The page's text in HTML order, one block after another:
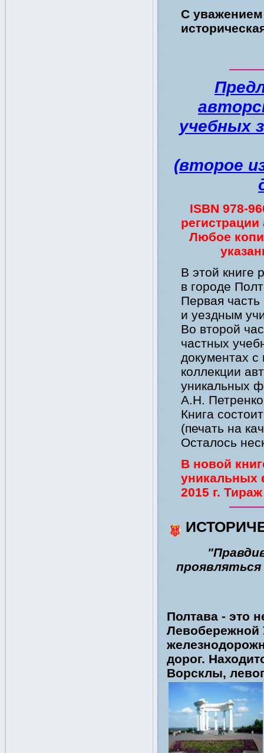
С уважением
учебных
(второе
ISBN 978-
Любое
В этой книге
в городе
Первая
и уездным
Во второй
частных
документах
коллекции
уникальных
А.Н.
Книга
(печать на
Осталось
В новой
уникальных
2015 г.
Полтава - это
Левобережной
дорог.
Ворсклы,